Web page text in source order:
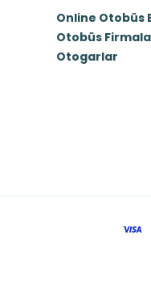
Online Otobüs
Otobüs
Otogarlar